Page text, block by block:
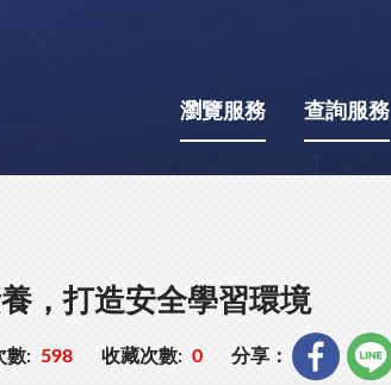
瀏覽服務 查詢服務
，打造安全學習環境
數: 598 收藏次數: 0 分享：